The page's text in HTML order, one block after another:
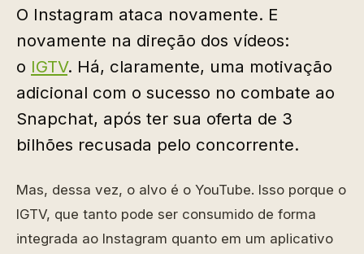
O Instagram ataca novamente. E
novamente na direção dos vídeos:
o IGTV. Há, claramente, uma motivação
adicional com o sucesso no combate ao
Snapchat, após ter sua oferta de 3
bilhões recusada pelo concorrente.
Mas, dessa vez, o alvo é o YouTube. Isso porque o
IGTV, que tanto pode ser consumido de forma
integrada ao Instagram quanto em um aplicativo